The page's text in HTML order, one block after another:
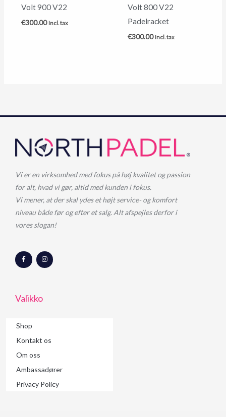
Volt 900 V22
€300.00 Incl. tax
Volt 800 V22
Padelracket
€300.00 Incl. tax
Vi er en virksomhed med fokus på høj kvalitet og passion
for alt, hvad vi gør, altid med kunden i fokus.
Vi mener, at der skal ydes et højt service- og komfort
niveau både før og efter et salg. Alt afspejles derfor i
vores slogan!
F
a
c
k
-
I
n
s
Valikko
Shop
Kontakt os
Om oss
Ambassadører
Privacy Policy